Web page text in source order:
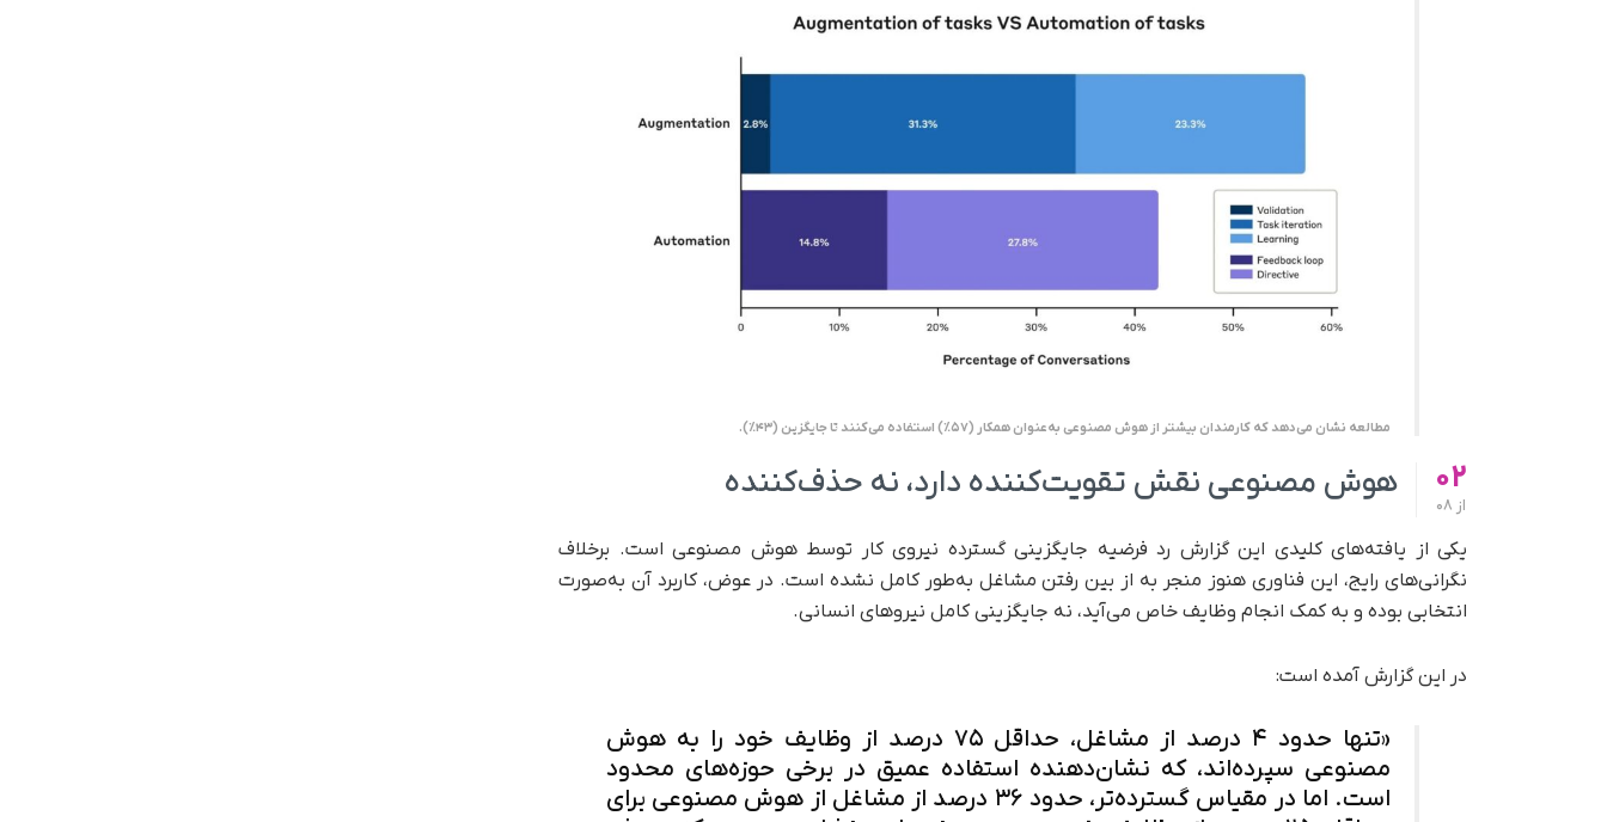
مطالعه نشان می‌دهد که کارمندان بیشتر از هوش مصنوعی به‌عنوان همکار (۵۷٪) استفاده می‌کنند تا جایگزین (۴۳٪).
02
از
هوش مصنوعی نقش تقویت‌کننده دارد، نه حذف‌کننده
یکی از یافته‌های کلیدی این گزارش رد فرضیه جایگزینی گسترده نیروی کار توسط هوش مصنوعی است. برخلاف
نگرانی‌های رایج، این فناوری هنوز منجر به از بین رفتن مشاغل به‌طور کامل نشده است. در عوض، کاربرد آن به‌صورت
انتخابی بوده و به کمک انجام وظایف خاص می‌آید، نه جایگزینی کامل نیروهای انسانی.
در این گزارش آمده است:
«تنها حدود ۴ درصد از مشاغل، حداقل ۷۵ درصد از وظایف خود را به هوش
مصنوعی سپرده‌اند، که نشان‌دهنده استفاده عمیق در برخی حوزه‌های محدود
است. اما در مقیاس گسترده‌تر، حدود ۳۶ درصد از مشاغل از هوش مصنوعی برای